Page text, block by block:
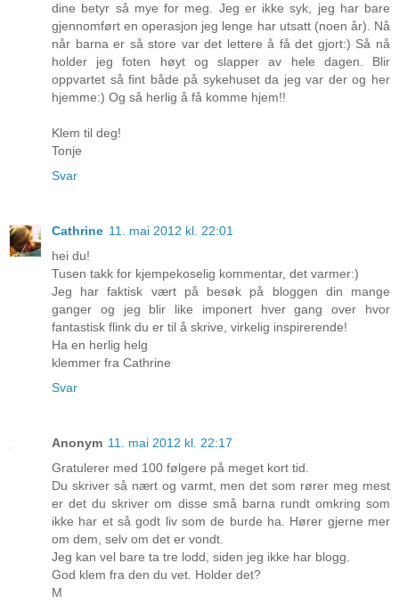
dine betyr så mye for meg. Jeg er ikke syk, jeg har bare
gjennomført en operasjon jeg lenge har utsatt (noen år). Nå
når barna er så store var det lettere å få det gjort:) Så nå
holder jeg foten høyt og slapper av hele dagen. Blir
oppvartet så fint både på sykehuset da jeg var der og her
hjemme:) Og så herlig å få komme hjem!!
Klem til deg!
Tonje
Svar
Cathrine 11. mai 2012 kl. 22:01
hei du!
Tusen takk for kjempekoselig kommentar, det varmer:)
Jeg har faktisk vært på besøk på bloggen din mange
ganger og jeg blir like imponert hver gang over hvor
fantastisk flink du er til å skrive, virkelig inspirerende!
Ha en herlig helg
klemmer fra Cathrine
Svar
Anonym 11. mai 2012 kl. 22:17
Gratulerer med 100 følgere på meget kort tid.
Du skriver så nært og varmt, men det som rører meg mest
er det du skriver om disse små barna rundt omkring som
ikke har et så godt liv som de burde ha. Hører gjerne mer
om dem, selv om det er vondt.
Jeg kan vel bare ta tre lodd, siden jeg ikke har blogg.
God klem fra den du vet. Holder det?
M